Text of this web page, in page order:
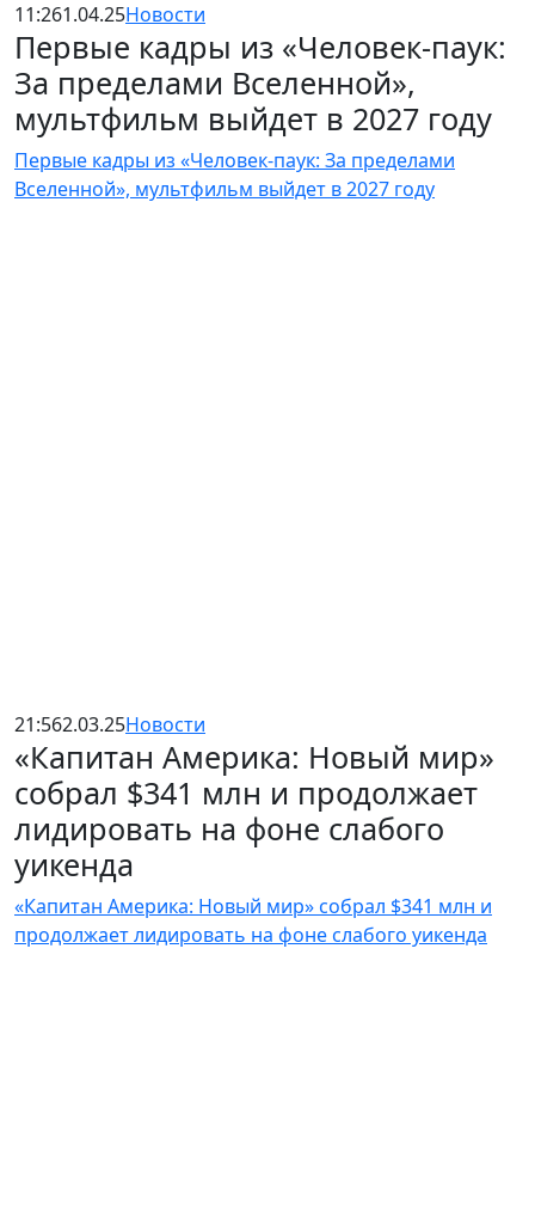
11:261.04.25Новости
Первые кадры из «Человек-паук:
За пределами Вселенной»,
мультфильм выйдет в 2027 году
Первые кадры из «Человек-паук: За пределами
Вселенной», мультфильм выйдет в 2027 году
21:562.03.25Новости
«Капитан Америка: Новый мир»
собрал $341 млн и продолжает
лидировать на фоне слабого
уикенда
«Капитан Америка: Новый мир» собрал $341 млн и
продолжает лидировать на фоне слабого уикенда